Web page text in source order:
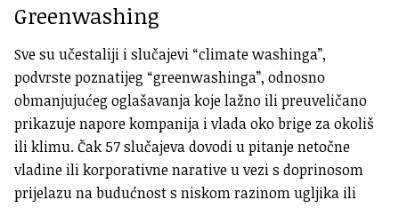
Greenwashing
Sve su učestaliji i slučajevi “climate washinga”,
podvrste poznatijeg “greenwashinga”, odnosno
obmanjujućeg oglašavanja koje lažno ili preuveličano
prikazuje napore kompanija i vlada oko brige za okoliš
ili klimu. Čak 57 slučajeva dovodi u pitanje netočne
vladine ili korporativne narative u vezi s doprinosom
prijelazu na budućnost s niskom razinom ugljika ili